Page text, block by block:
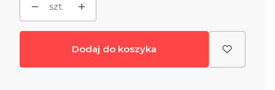
szt.
Dodaj do koszyka